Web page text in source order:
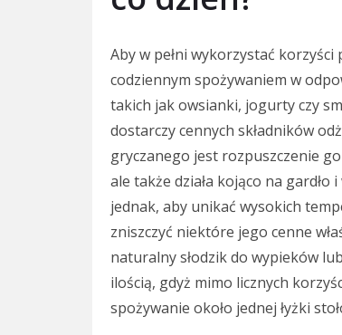
Aby w pełni wykorzystać
codziennym spożywaniem w
takich jak owsianki, jogurty czy
dostarczy cennych składników
gryczanego jest rozpuszczenie
ale także działa kojąco na
jednak, aby unikać wysokich
zniszczyć niektóre jego cenne
naturalny słodzik do wypieków
ilością, gdyż mimo licznych
spożywanie około jednej łyżki